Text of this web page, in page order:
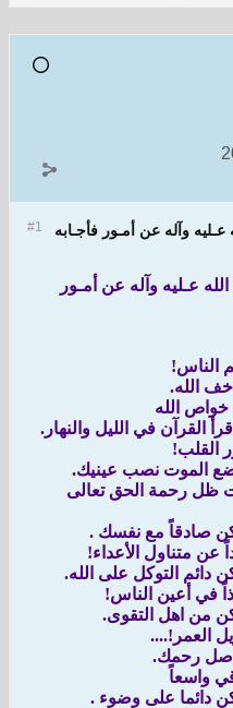
#1 وآله عن أمـور فأجـابه
عـليه وآله عن أمـور
الناس!
خف الله.
خواص الله
القرآن في الليل والنهار.
القلب!
ضع الموت نصب عينيك.
ظل رحمة الحق تعالى
كن صادقاً مع نفسك .
عن متناول الأعداء!
دائم التوكل على الله.
في أعين الناس!
من اهل التقوى.
العمر!....
: صل رحمك.
واسعاً
دائما على وضوء .